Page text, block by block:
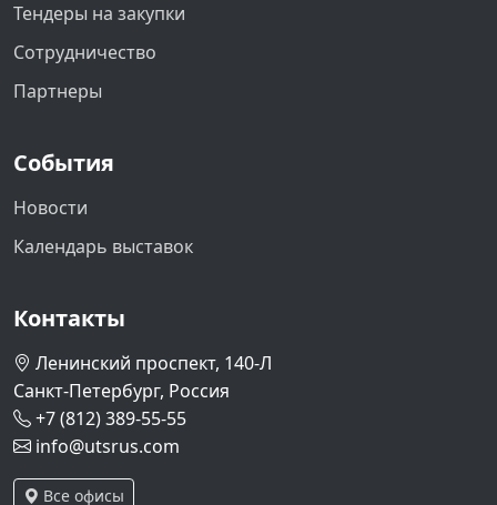
Тендеры на закупки
Сотрудничество
Партнеры
События
Новости
Календарь выставок
Контакты
Ленинский проспект, 140-Л
Санкт-Петербург, Россия
+7 (812) 389-55-55
info@utsrus.com
Все офисы